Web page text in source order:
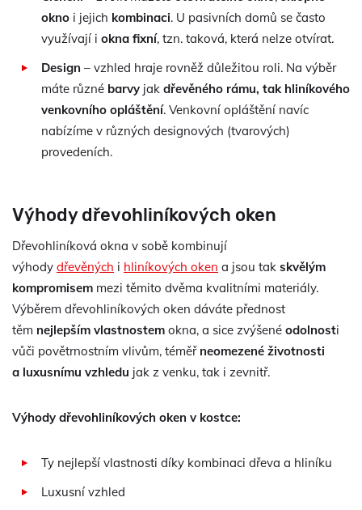
okno i jejich kombinaci. U pasivních domů se často
využívají i okna fixní, tzn. taková, která nelze otvírat.
Design – vzhled hraje rovněž důležitou roli. Na výběr
máte různé barvy jak dřevěného rámu, tak hliníkového
venkovního opláštění. Venkovní opláštění navíc
nabízíme v různých designových (tvarových)
provedeních.
Výhody dřevohliníkových oken
Dřevohliníková okna v sobě kombinují
výhody dřevěných i hliníkových oken a jsou tak skvělým
kompromisem mezi těmito dvěma kvalitními materiály.
Výběrem dřevohliníkových oken dáváte přednost
těm nejlepším vlastnostem okna, a sice zvýšené odolnosti
vůči povětrnostním vlivům, téměř neomezené životnosti
a luxusnímu vzhledu jak z venku, tak i zevnitř.
Výhody dřevohliníkových oken v kostce:
Ty nejlepší vlastnosti díky kombinaci dřeva a hliníku
Luxusní vzhled